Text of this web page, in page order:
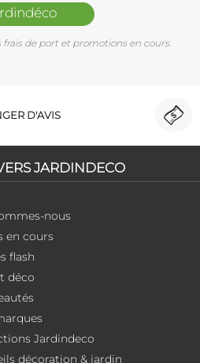
frais de port et promotions en cours.
D'AVIS
JARDINDECO
nous
en cours
flash
déco
Jardindeco
décoration & jardin